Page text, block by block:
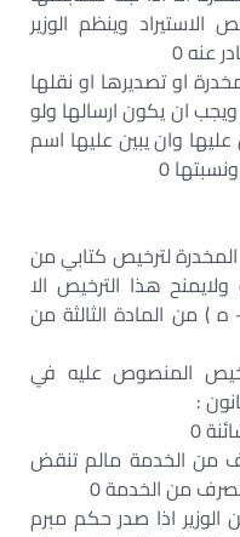
الاستيراد وينظم الوزير
عنه 0
او تصديرها او نقلها
ان يكون ارسالها ولو
وان يبين عليها اسم
0
المخدرة لترخيص كتابي من
هذا الترخيص الا
) من المادة الثالثة من
الترخيص المنصوص عليه في
:
من الخدمة مالم تنقض
من الخدمة 0
اذا صدر حكم مبرم